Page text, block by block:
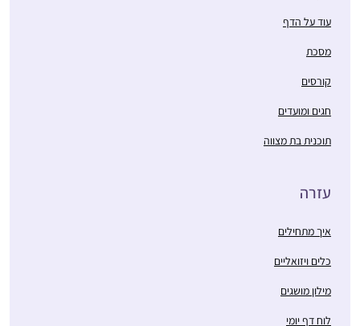
עוד על הדף
מסכת
קורסים
חגים ומועדים
תוכנית בת מצווה
עזרה
איך מתחילים
כלים ויזואליים
מילון מושגים
לוח דף יומי